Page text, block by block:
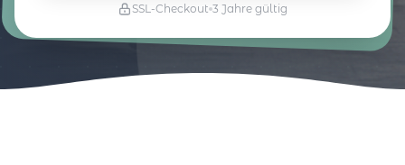
SSL-Checkout 3 Jahre gültig